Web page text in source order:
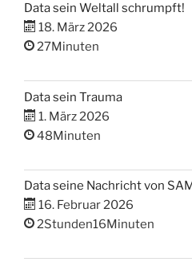
Data sein Weltall schrumpft!
18. März 2026
27Minuten
Data sein Trauma
1. März 2026
48Minuten
Data seine Nachricht von
16. Februar 2026
2Stunden16Minuten